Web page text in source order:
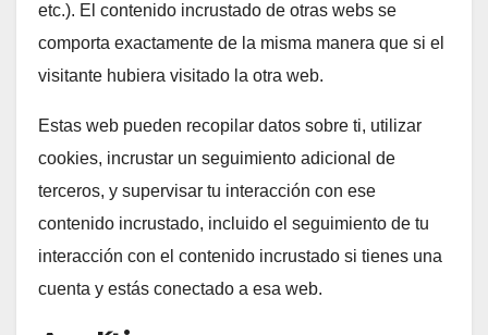
etc.). El contenido incrustado de otras webs se
comporta exactamente de la misma manera que si el
visitante hubiera visitado la otra web.
Estas web pueden recopilar datos sobre ti, utilizar
cookies, incrustar un seguimiento adicional de
terceros, y supervisar tu interacción con ese
contenido incrustado, incluido el seguimiento de tu
interacción con el contenido incrustado si tienes una
cuenta y estás conectado a esa web.